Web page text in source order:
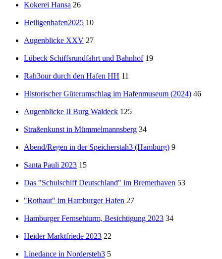
Kokerei Hansa 26
Heiligenhafen2025 10
Augenblicke XXV 27
Lübeck Schiffsrundfahrt und Bahnhof 19
Rah3our durch den Hafen HH 11
Historischer Güterumschlag im Hafenmuseum (2024) 46
Augenblicke II Burg Waldeck 125
Straßenkunst in Mümmelmannsberg 34
Abend/Regen in der Speicherstah3 (Hamburg) 9
Santa Pauli 2023 15
Das "Schulschiff Deutschland" im Bremerhaven 53
"Rothaut" im Hamburger Hafen 27
Hamburger Fernsehturm, Besichtigung 2023 34
Heider Marktfriede 2023 22
Linedance in Nordersteh3 5